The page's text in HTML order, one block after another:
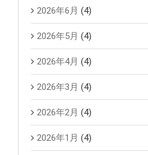
2026年6月 (4)
2026年5月 (4)
2026年4月 (4)
2026年3月 (4)
2026年2月 (4)
2026年1月 (4)